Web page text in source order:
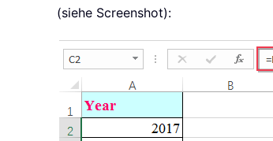
(siehe Screenshot):